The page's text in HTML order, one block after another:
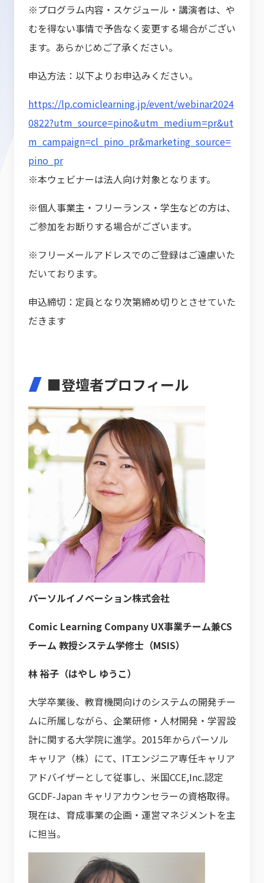
※プログラム内容・スケジュール・講演者は、や
むを得ない事情で予告なく変更する場合がござい
ます。あらかじめご了承ください。
申込方法：以下よりお申込みください。
https://lp.comiclearning.jp/event/webinar2024
0822?utm_source=pino&utm_medium=pr&ut
m_campaign=cl_pino_pr&marketing_source=
pino_pr
※本ウェビナーは法人向け対象となります。
※個人事業主・フリーランス・学生などの方は、
ご参加をお断りする場合がございます。
※フリーメールアドレスでのご登録はご遠慮いた
だいております。
申込締切：定員となり次第締め切りとさせていた
だきます
■登壇者プロフィール
パーソルイノベーション株式会社
Comic Learning Company UX事業チーム兼CS
チーム 教授システム学修士（MSIS）
林 裕子（はやし ゆうこ）
大学卒業後、教育機関向けのシステムの開発チー
ムに所属しながら、企業研修・人材開発・学習設
計に関する大学院に進学。2015年からパーソル
キャリア（株）にて、ITエンジニア専任キャリア
アドバイザーとして従事し、米国CCE,Inc.認定
GCDF-Japan キャリアカウンセラーの資格取得。
現在は、育成事業の企画・運営マネジメントを主
に担当。